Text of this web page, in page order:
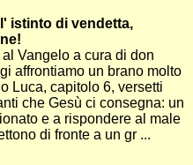
istinto di vendetta,
Vangelo a cura di don
affrontiamo un brano molto
Luca, capitolo 6, versetti
che Gesù ci consegna: un
e a rispondere al male
di fronte a un gr ...